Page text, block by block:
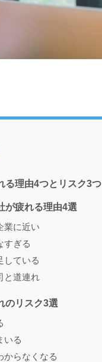
る理由4つとリスク3つ
が疲れる理由4選
業に近い
すぎる
している
と道連れ
のリスク3選
いる
からなくなる